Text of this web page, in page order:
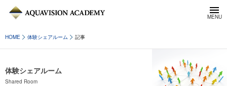
HOME 体験シェアルーム 記事
体験シェアルーム
Shared Room